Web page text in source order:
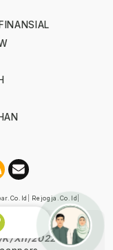
Rejogja.co.id
Pers
K/XII/2022